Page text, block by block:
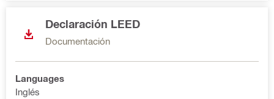
Declaración LEED
Documentación
Languages
Inglés